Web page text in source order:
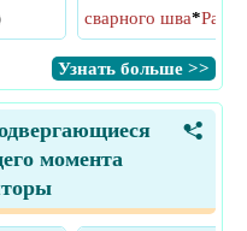
сварного шва*
​Узнать больше >>
<
момента